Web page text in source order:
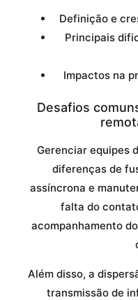
Definição e
Principais
Impactos na
Desafios
Gerenciar equipes
diferenças de
assíncrona e
falta do
acompanhamento
Além disso, a
transmissão de